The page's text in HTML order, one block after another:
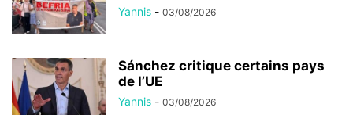
Yannis - 03/08/2026
Sánchez critique certains pays
de l’UE
Yannis - 03/08/2026